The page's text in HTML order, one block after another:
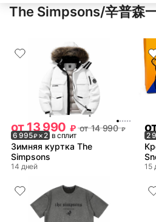
The Simpsons/辛普森
от13 990 ₽ от 14 990 ₽
6 995₽× 2 в сплит
Зимняя куртка The
Simpsons
14 дней
2
15